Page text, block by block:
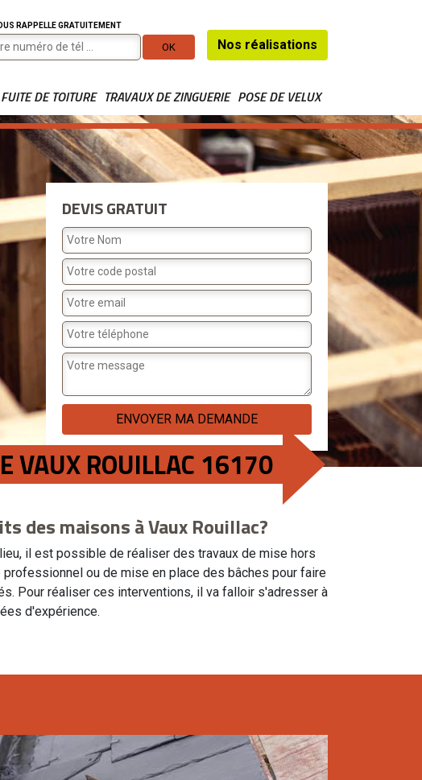
RAPPELLE GRATUITEMENT
Nos réalisations
DE TOITURE TRAVAUX DE ZINGUERIE POSE DE VELUX
DEVIS GRATUIT
VAUX ROUILLAC 16170
des maisons à Vaux Rouillac?
il est possible de réaliser des travaux de mise hors
ou de mise en place des bâches pour faire
Pour réaliser ces interventions, il va falloir s'adresser à
d'expérience.